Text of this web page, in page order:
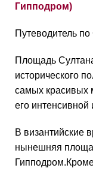
Гипподром)
Путеводитель
Площадь
исторического
самых красивых
его
В византийские
нынешняя